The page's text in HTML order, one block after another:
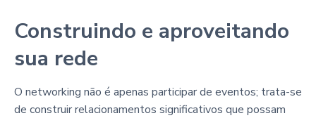
Construindo e aproveitando
sua rede
O networking não é apenas participar de eventos; trata-se
de construir relacionamentos significativos que possam